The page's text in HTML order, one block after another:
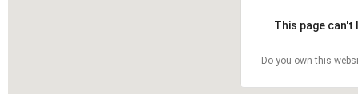
This page
Do you own this